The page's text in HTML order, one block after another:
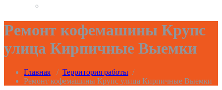
Ремонт кофемашины Крупс
улица Кирпичные Выемки
Главная / Территория работы /
Ремонт кофемашины Крупс улица Кирпичные Выемки